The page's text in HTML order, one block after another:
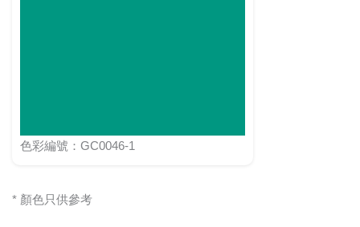
色彩編號：GC0046-1
* 顏色只供參考